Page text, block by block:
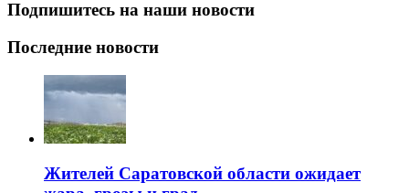
Подпишитесь на наши новости
Последние новости
Жителей Саратовской области ожидает